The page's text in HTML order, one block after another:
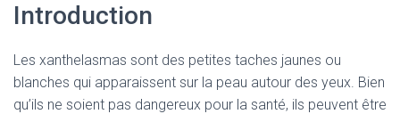
Introduction
Les xanthelasmas sont des petites taches jaunes ou
blanches qui apparaissent sur la peau autour des yeux. Bien
qu’ils ne soient pas dangereux pour la santé, ils peuvent être